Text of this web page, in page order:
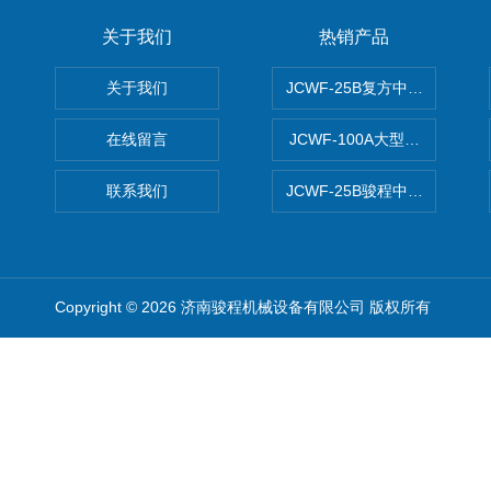
关于我们
关于我们
在线留言
联系我们
热销产品
JCWF-25B复方中药材超微粉
JCWF-100A大型中药材超微
JCWF-25B骏程中草药超细粉
Copyright © 2026 济南骏程机械设备有限公司 版权所有